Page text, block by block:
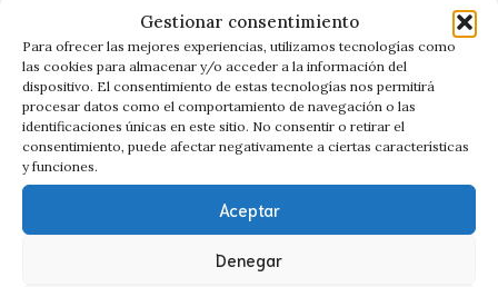
Gestionar consentimiento
Para ofrecer las mejores experiencias, utilizamos tecnologías como
las cookies para almacenar y/o acceder a la información del
dispositivo. El consentimiento de estas tecnologías nos permitirá
procesar datos como el comportamiento de navegación o las
identificaciones únicas en este sitio. No consentir o retirar el
consentimiento, puede afectar negativamente a ciertas características
y funciones.
Aceptar
Denegar
Avería grave poco después de la
compra:motor, caja de cambios,
problemas estructurales.
Kilometraje manipuladoo un siniestro
importante que te ocultaron.
Defecto que no se veíaen una
inspección razonable al comprar el
Dentro de plazo:en garantía si